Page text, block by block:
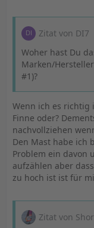
Zitat von DI7
Woher hast Du
Marken/
#1)?
Wenn ich es
Finne oder?
nachvollziehen
Den Mast habe ich
Problem ein davon
aufzählen aber
zu hoch ist ist für
Zitat von